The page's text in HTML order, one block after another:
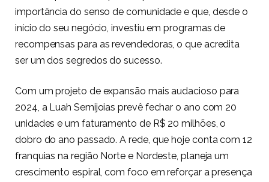
importância do senso de comunidade e que, desde o
início do seu negócio, investiu em programas de
recompensas para as revendedoras, o que acredita
ser um dos segredos do sucesso.
Com um projeto de expansão mais audacioso para
2024, a Luah Semijoias prevê fechar o ano com 20
unidades e um faturamento de R$ 20 milhões, o
dobro do ano passado. A rede, que hoje conta com 12
franquias na região Norte e Nordeste, planeja um
crescimento espiral, com foco em reforçar a presença